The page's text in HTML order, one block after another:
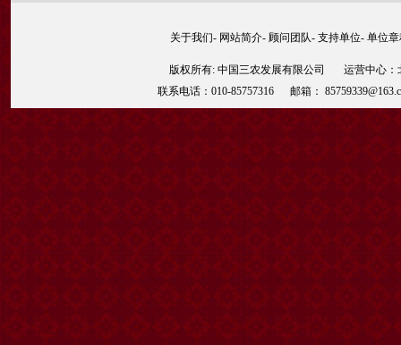
关于我们- 网站简介- 顾问团队- 支持单位- 单位
版权所有: 中国三农发展有限公司 运营中心
联系电话：010-85757316 邮箱：